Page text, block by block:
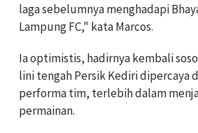
laga sebelumnya menghadapi
Lampung FC," kata Marcos.
Ia optimistis, hadirnya kembali
lini tengah Persik Kediri dipercaya
performa tim, terlebih dalam
permainan.